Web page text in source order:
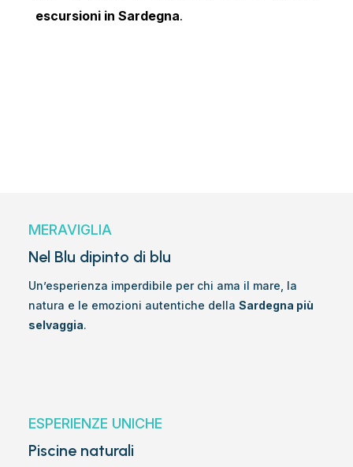
escursioni in Sardegna.
MERAVIGLIA
Nel Blu dipinto di blu
Un’esperienza imperdibile per chi ama il mare, la
natura e le emozioni autentiche della Sardegna più
selvaggia.
ESPERIENZE UNICHE
Piscine naturali